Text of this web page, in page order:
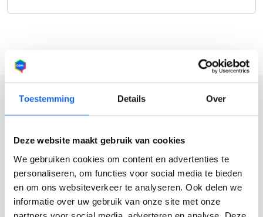
Toestemming Details Over
Deze website maakt gebruik van cookies
We gebruiken cookies om content en advertenties te
personaliseren, om functies voor social media te bieden
en om ons websiteverkeer te analyseren. Ook delen we
informatie over uw gebruik van onze site met onze
Eenvoudig en snel je voertuig
verkopen?
Wil je zonder gedoe je auto verkopen? Kies voor OSW
en profiteer van: